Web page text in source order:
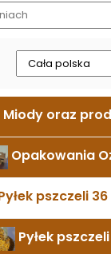
Miody oraz
Opakowania
pszczeli
Pyłek